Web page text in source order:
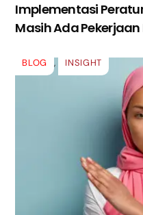
Implementasi
Masih Ada
BLOG , INSIGHT